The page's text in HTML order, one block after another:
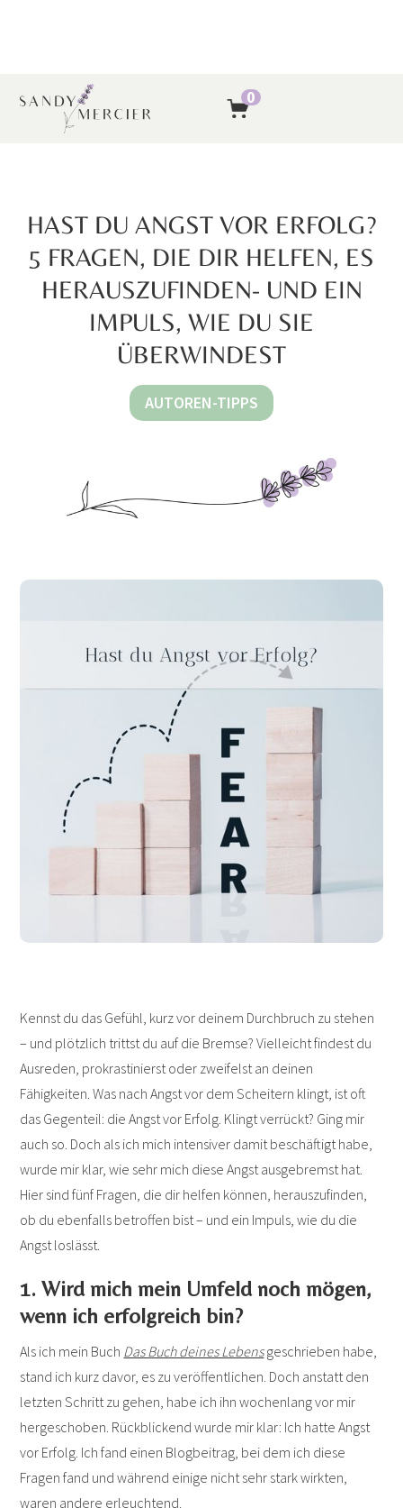
0
HAST DU ANGST VOR ERFOLG?
5 FRAGEN, DIE DIR HELFEN, ES
HERAUSZUFINDEN- UND EIN
IMPULS, WIE DU SIE
ÜBERWINDEST
AUTOREN-TIPPS
Kennst du das Gefühl, kurz vor deinem Durchbruch zu stehen
– und plötzlich trittst du auf die Bremse? Vielleicht findest du
Ausreden, prokrastinierst oder zweifelst an deinen
Fähigkeiten. Was nach Angst vor dem Scheitern klingt, ist oft
das Gegenteil: die Angst vor Erfolg. Klingt verrückt? Ging mir
auch so. Doch als ich mich intensiver damit beschäftigt habe,
wurde mir klar, wie sehr mich diese Angst ausgebremst hat.
Hier sind fünf Fragen, die dir helfen können, herauszufinden,
ob du ebenfalls betroffen bist – und ein Impuls, wie du die
Angst loslässt.
1. Wird mich mein Umfeld noch mögen,
wenn ich erfolgreich bin?
Als ich mein Buch Das Buch deines Lebensgeschrieben habe,
stand ich kurz davor, es zu veröffentlichen. Doch anstatt den
letzten Schritt zu gehen, habe ich ihn wochenlang vor mir
hergeschoben. Rückblickend wurde mir klar: Ich hatte Angst
vor Erfolg. Ich fand einen Blogbeitrag, bei dem ich diese
Fragen fand und während einige nicht sehr stark wirkten,
waren andere erleuchtend.